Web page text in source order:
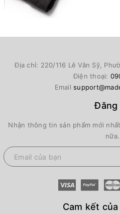
Địa chỉ: 220/116 Lê Văn Sỹ,
Điện thoại:
Email
Đăng
Nhận thông tin sản phẩm mới
nữa.
Cam kết